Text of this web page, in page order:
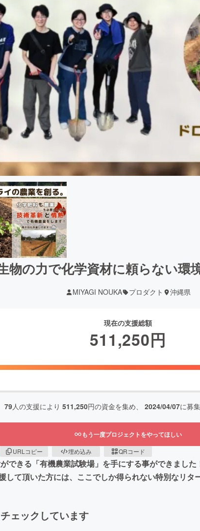
物の力で化学資材に頼らない環
MIYAGI NOUKA プロダクト 沖縄県
現在の支援総額
511,250円
79人の支援により 511,250円の資金を集め、 2024/04/07に募
もう一度プロジェクトをやってほしい
URLコピー 埋め込み QRコード
できる「有機農業試験場」を手にする事ができまし
て頂いた方には、ここでしか得られない特別なリタ
ェックしています